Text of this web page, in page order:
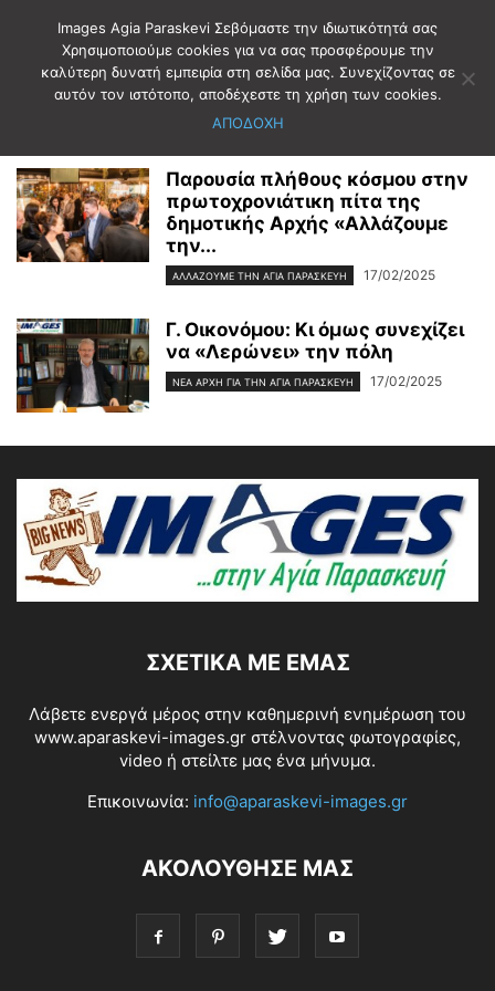
Αρχική 2025 Φεβρουάριος 17
Ημερήσιο Αρχείο: 17/02/2025
Παρουσία πλήθους κόσμου στην
πρωτοχρονιάτικη πίτα της
δημοτικής Αρχής «Αλλάζουμε
την...
ΑΛΛΆΖΟΥΜΕ ΤΗΝ ΑΓΊΑ ΠΑΡΑΣΚΕΥΉ 17/02/2025
Γ. Οικονόμου: Κι όμως συνεχίζει
να «Λερώνει» την πόλη
ΝΈΑ ΑΡΧΉ ΓΙΑ ΤΗΝ ΑΓΊΑ ΠΑΡΑΣΚΕΥΉ 17/02/2025
ΣΧΕΤΙΚΆ ΜΕ ΕΜΆΣ
Λάβετε ενεργά μέρος στην καθημερινή ενημέρωση του
www.aparaskevi-images.gr στέλνοντας φωτογραφίες,
video ή στείλτε μας ένα μήνυμα.
Επικοινωνία: info@aparaskevi-images.gr
ΑΚΟΛΟΥΘΗΣΕ ΜΑΣ
Images Agia Paraskevi Σεβόμαστε την ιδιωτικότητά σας
Χρησιμοποιούμε cookies για να σας προσφέρουμε την
καλύτερη δυνατή εμπειρία στη σελίδα μας. Συνεχίζοντας σε
αυτόν τον ιστότοπο, αποδέχεστε τη χρήση των cookies.
ΑΠΟΔΟΧΗ